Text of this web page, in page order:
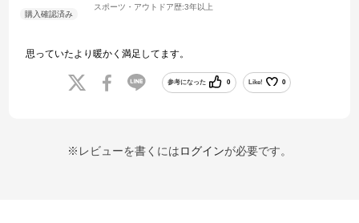
スポーツ・アウトドア歴:3年以上
思っていたより暖かく満足してます。
参考になった 0 Like! 0
※レビューを書くにはログインが必要です。